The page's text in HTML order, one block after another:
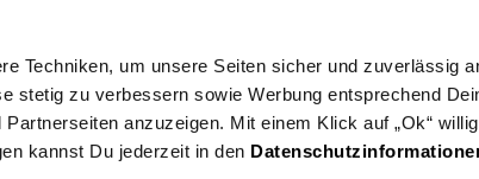
Techniken, um unsere Seiten sicher und zuverlässig
stetig zu verbessern sowie Werbung entsprechend
anzuzeigen. Mit einem Klick auf „Ok“
kannst Du jederzeit in den
Blütenhecke